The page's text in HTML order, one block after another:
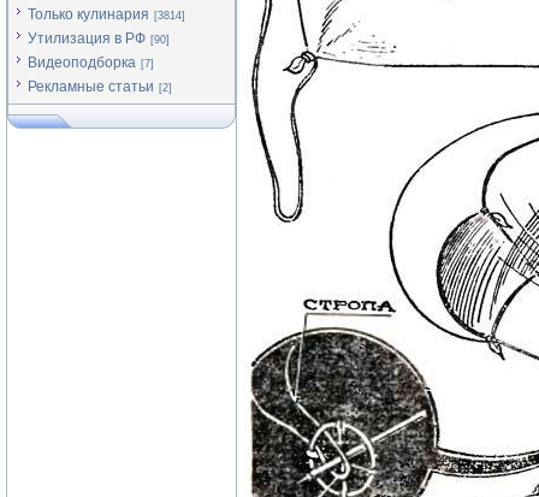
Только кулинария [3814]
Утилизация в РФ [90]
Видеоподборка [7]
Рекламные статьи [2]